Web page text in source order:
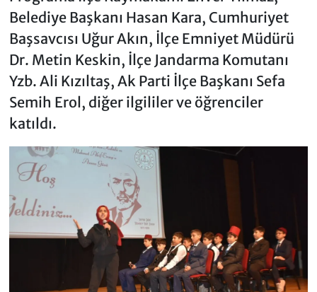
Belediye Başkanı Hasan Kara, Cumhuriyet
Başsavcısı Uğur Akın, İlçe Emniyet Müdürü
Dr. Metin Keskin, İlçe Jandarma Komutanı
Yzb. Ali Kızıltaş, Ak Parti İlçe Başkanı Sefa
Semih Erol, diğer ilgililer ve öğrenciler
katıldı.